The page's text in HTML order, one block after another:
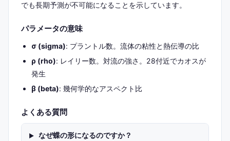
でも長期予測が不可能になることを示しています。
パラメータの意味
σ (sigma): プラントル数。流体の粘性と熱伝導の比
ρ (rho): レイリー数。対流の強さ。28付近でカオスが
発生
β (beta): 幾何学的なアスペクト比
よくある質問
なぜ蝶の形になるのですか？